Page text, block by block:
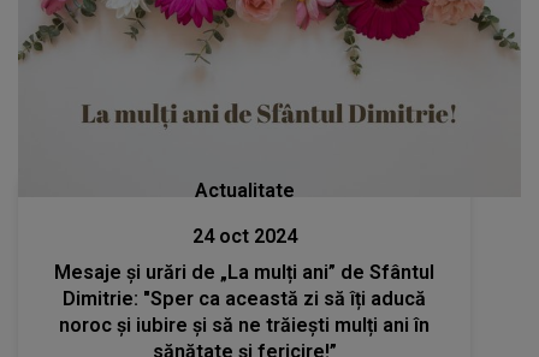
Actualitate
24 oct 2024
Mesaje și urări de „La mulți ani” de Sfântul
Dimitrie: "Sper ca această zi să îți aducă
noroc și iubire și să ne trăiești mulți ani în
sănătate și fericire!”